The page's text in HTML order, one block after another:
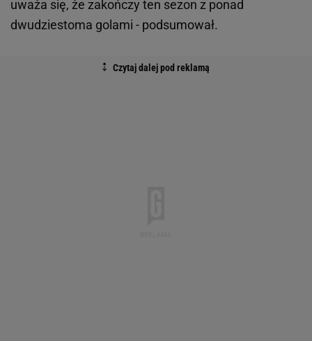
uważa się, że zakończy ten sezon z ponad
dwudziestoma golami - podsumował.